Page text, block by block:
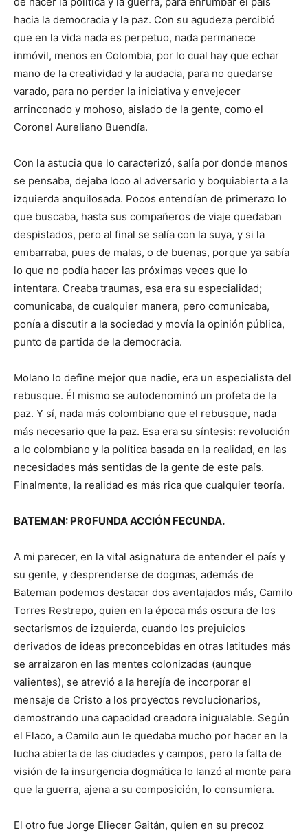
hacia la democracia y la paz. Con su agudeza percibió
que en la vida nada es perpetuo, nada permanece
inmóvil, menos en Colombia, por lo cual hay que echar
mano de la creatividad y la audacia, para no quedarse
varado, para no perder la iniciativa y envejecer
arrinconado y mohoso, aislado de la gente, como el
Coronel Aureliano Buendía.
Con la astucia que lo caracterizó, salía por donde menos
se pensaba, dejaba loco al adversario y boquiabierta a la
izquierda anquilosada. Pocos entendían de primerazo lo
que buscaba, hasta sus compañeros de viaje quedaban
despistados, pero al final se salía con la suya, y si la
embarraba, pues de malas, o de buenas, porque ya sabía
lo que no podía hacer las próximas veces que lo
intentara. Creaba traumas, esa era su especialidad;
comunicaba, de cualquier manera, pero comunicaba,
ponía a discutir a la sociedad y movía la opinión pública,
punto de partida de la democracia.
Molano lo define mejor que nadie, era un especialista del
rebusque. Él mismo se autodenominó un profeta de la
paz. Y sí, nada más colombiano que el rebusque, nada
más necesario que la paz. Esa era su síntesis: revolución
a lo colombiano y la política basada en la realidad, en las
necesidades más sentidas de la gente de este país.
Finalmente, la realidad es más rica que cualquier teoría.
BATEMAN: PROFUNDA ACCIÓN FECUNDA.
A mi parecer, en la vital asignatura de entender el país y
su gente, y desprenderse de dogmas, además de
Bateman podemos destacar dos aventajados más, Camilo
Torres Restrepo, quien en la época más oscura de los
sectarismos de izquierda, cuando los prejuicios
derivados de ideas preconcebidas en otras latitudes más
se arraizaron en las mentes colonizadas (aunque
valientes), se atrevió a la herejía de incorporar el
mensaje de Cristo a los proyectos revolucionarios,
demostrando una capacidad creadora inigualable. Según
el Flaco, a Camilo aun le quedaba mucho por hacer en la
lucha abierta de las ciudades y campos, pero la falta de
visión de la insurgencia dogmática lo lanzó al monte para
que la guerra, ajena a su composición, lo consumiera.
El otro fue Jorge Eliecer Gaitán, quien en su precoz